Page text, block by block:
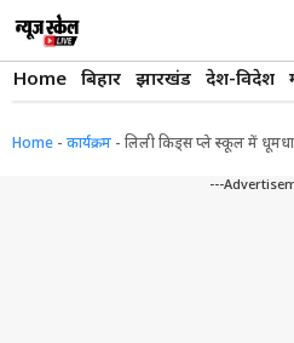
content
Home बिहार झारखंड देश-विदेश
Home - कार्यक्रम - लिली किड्स प्ले स्कूल में
---